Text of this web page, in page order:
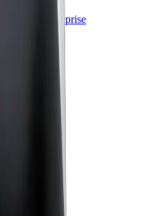
à votre entreprise